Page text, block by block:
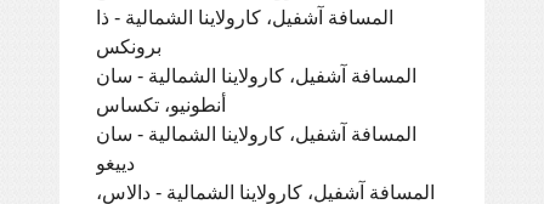
المسافة آشفيل، كارولاينا الشمالية - ذا
برونكس
المسافة آشفيل، كارولاينا الشمالية - سان
أنطونيو، تكساس
المسافة آشفيل، كارولاينا الشمالية - سان
دييغو
المسافة آشفيل، كارولاينا الشمالية - دالاس،